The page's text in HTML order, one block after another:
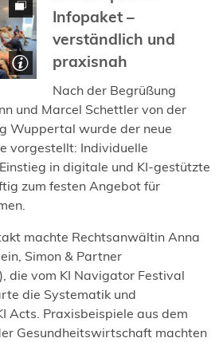
Infopaket –
verständlich und
praxisnah
Nach der Begrüßung
und Marcel Schettler von der
Wuppertal wurde der neue
vorgestellt: Individuelle
in digitale und KI-gestützte
zum festen Angebot für
machte Rechtsanwältin Anna
Simon & Partner
die vom KI Navigator Festival
die Systematik und
Acts. Praxisbeispiele aus dem
Gesundheitswirtschaft machten